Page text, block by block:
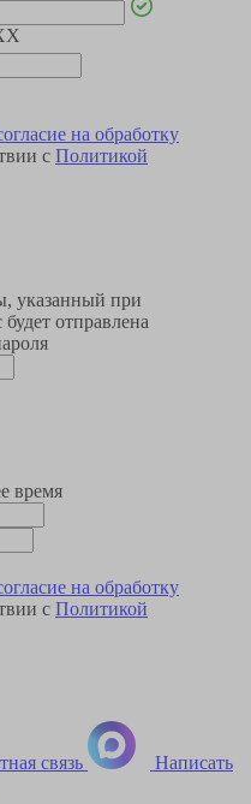
на обработку
с Политикой
указанный при
отправлена
время
на обработку
с Политикой
связь Написать